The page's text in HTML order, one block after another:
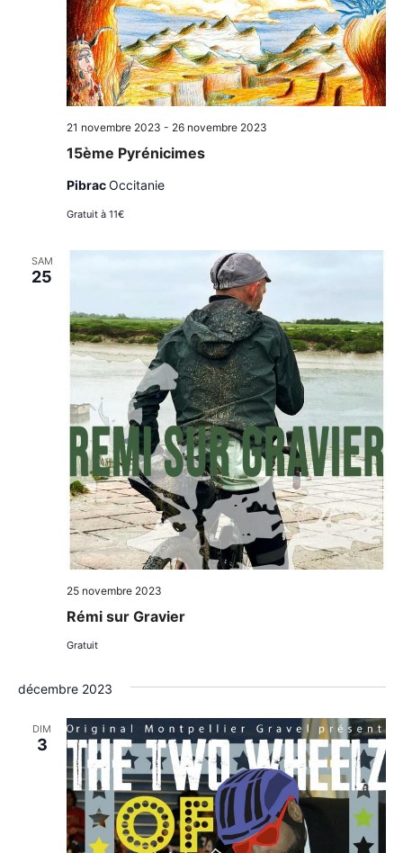
15ème Pyrénicimes
21 novembre 2023 - 26 novembre 2023
PibracOccitanie
Gratuit à 11€
SAM
25
Rémi sur Gravier
25 novembre 2023
Gratuit
décembre 2023
DIM
3